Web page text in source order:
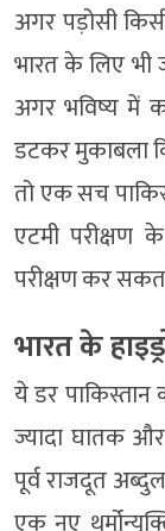
अगर पड़ोसी
भारत के लिए भी
अगर भविष्य में
डटकर मुकाबला
तो एक सच
एटमी परीक्षण
परीक्षण कर
भारत के
ये डर पाकिस्तान
ज्यादा घातक
पूर्व राजदूत